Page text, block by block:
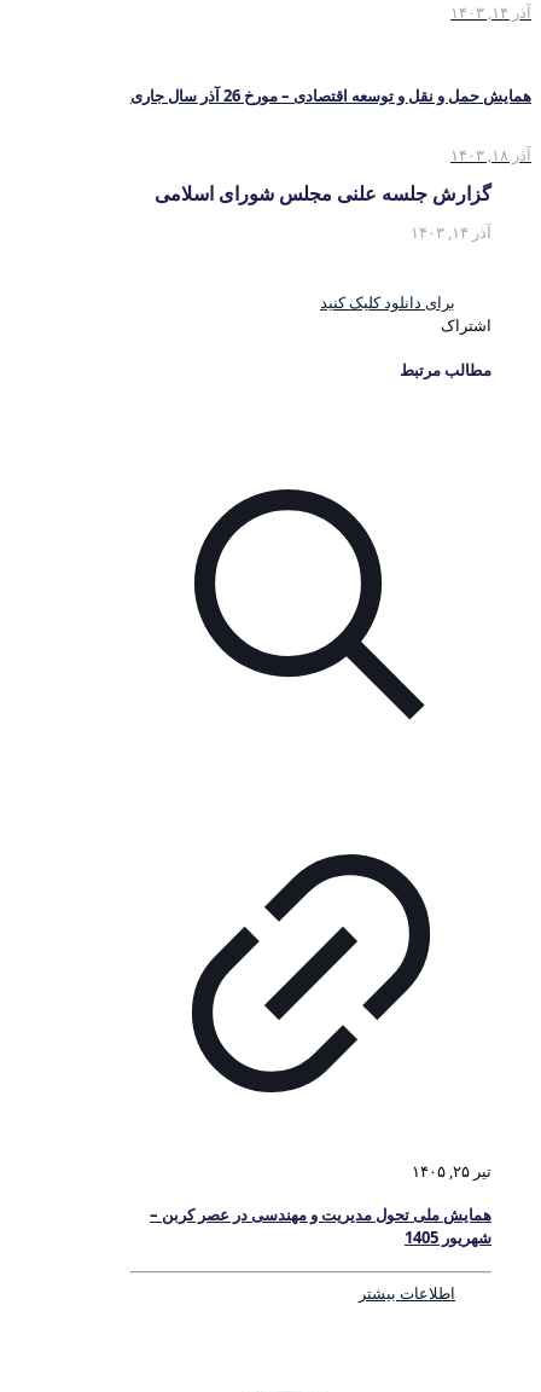
آذر ۱۴, ۱۴۰۳
همایش حمل و نقل و توسعه اقتصادی – مورخ 26 آذر سال جاری
آذر ۱۸, ۱۴۰۳
گزارش جلسه علنی مجلس شورای اسلامی
آذر ۱۴, ۱۴۰۳
برای دانلود کلیک کنید
اشتراک
مطالب مرتبط
تیر ۲۵, ۱۴۰۵
همایش ملی تحول مدیریت و مهندسی در عصر کربن –
شهریور 1405
اطلاعات بیشتر